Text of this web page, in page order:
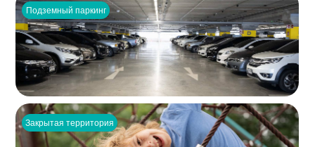
Закрытая территория
Подземный паркинг